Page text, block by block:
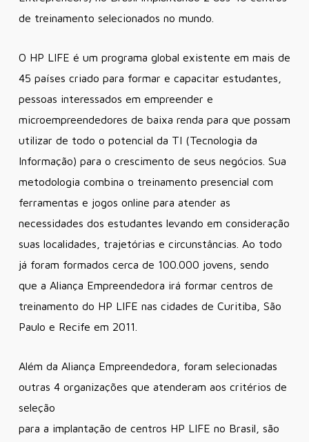
de treinamento selecionados no mundo.
O HP LIFE é um programa global existente em mais de
45 países criado para formar e capacitar estudantes,
pessoas interessados em empreender e
microempreendedores de baixa renda para que possam
utilizar de todo o potencial da TI (Tecnologia da
Informação) para o crescimento de seus negócios. Sua
metodologia combina o treinamento presencial com
ferramentas e jogos online para atender as
necessidades dos estudantes levando em consideração
suas localidades, trajetórias e circunstâncias. Ao todo
já foram formados cerca de 100.000 jovens, sendo
que a Aliança Empreendedora irá formar centros de
treinamento do HP LIFE nas cidades de Curitiba, São
Paulo e Recife em 2011.
Além da Aliança Empreendedora, foram selecionadas
outras 4 organizações que atenderam aos critérios de
seleção
para a implantação de centros HP LIFE no Brasil, são